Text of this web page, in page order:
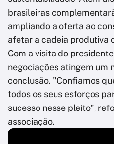
brasileiras
ampliando a oferta ao
afetar a cadeia produtiva
Com a visita do
negociações atingem um
conclusão. "Confiamos
todos os seus esforços
sucesso nesse pleito",
associação.